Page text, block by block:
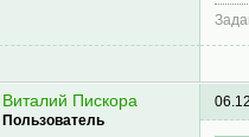
Виталий Пискора
Пользователь